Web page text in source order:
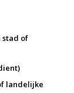
stad of
landelijke